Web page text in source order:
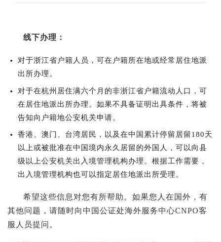
线下办理：
对于浙江省户籍人员，可在户籍所在地或经常居住地派
出所办理。
对于在杭州居住满六个月的非浙江省户籍流动人口，可
在居住地派出所办理。如果不具备证明出具条件，将被
告知向户籍地公安机关申请。
香港、澳门、台湾居民，以及在中国累计停留居留180天
以上或被批准在中国境内永久居留的外国人，可以向县
级以上公安机关出入境管理机构办理。根据工作需要，
出入境管理机构也可以指定居住地派出所受理。
希望这些信息对您有所帮助。如果您人在国外，有
其他问题，请随时向中国公证处海外服务中心CNPO客
服人员提问。